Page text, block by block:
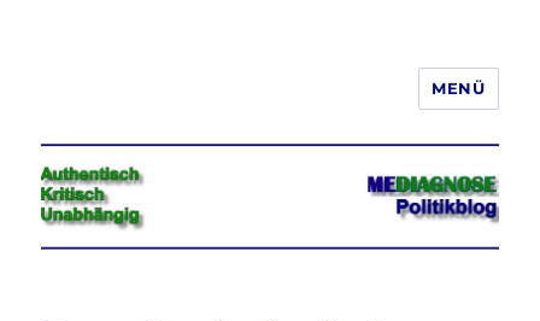
Jeder hat das Recht, seine
Meinung in Wort, Schrift und Bild
frei zu äußern und zu verbreiten
MENÜ